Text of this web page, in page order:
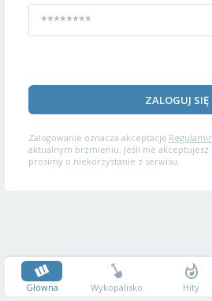
ZALOGUJ SIĘ
Zalogowanie oznacza akceptację
aktualnym brzmieniu. Jeśli nie akceptujesz
prosimy o niekorzystanie z serwisu.
Główna Wykopalisko Hity